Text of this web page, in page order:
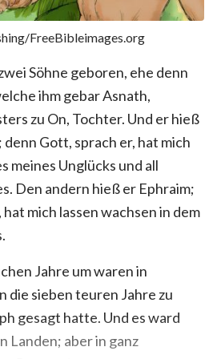
FreeBibleimages.org
Söhne geboren, ehe denn
ihm gebar Asnath,
zu On, Tochter. Und er hieß
Gott, sprach er, hat mich
meines Unglücks und all
Den andern hieß er Ephraim;
mich lassen wachsen in dem
Jahre um waren in
die sieben teuren Jahre zu
gesagt hatte. Und es ward
Landen; aber in ganz